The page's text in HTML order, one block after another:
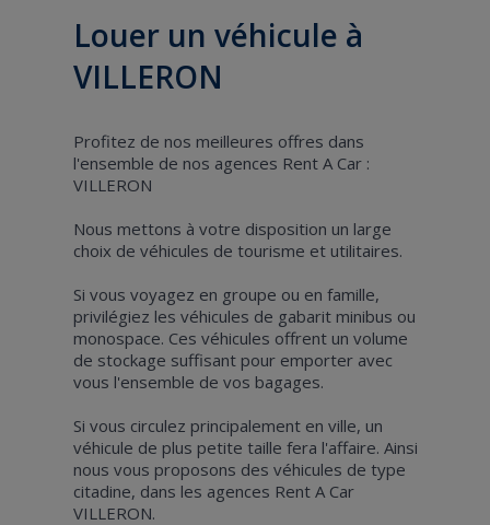
Louer un véhicule à
VILLERON
Profitez de nos meilleures offres dans
l'ensemble de nos agences Rent A Car :
VILLERON
Nous mettons à votre disposition un large
choix de véhicules de tourisme et utilitaires.
Si vous voyagez en groupe ou en famille,
privilégiez les véhicules de gabarit minibus ou
monospace. Ces véhicules offrent un volume
de stockage suffisant pour emporter avec
vous l'ensemble de vos bagages.
Si vous circulez principalement en ville, un
véhicule de plus petite taille fera l'affaire. Ainsi
nous vous proposons des véhicules de type
citadine, dans les agences Rent A Car
VILLERON.